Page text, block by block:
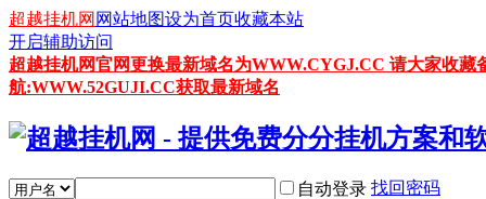
超越挂机网 网站地图设为首页收藏本站
开启辅助访问
超越挂机网官网更换最新域名为WWW.CYGJ.CC 请大家收
航:WWW.52GUJI.CC获取最新域名
自动登录 找回密码